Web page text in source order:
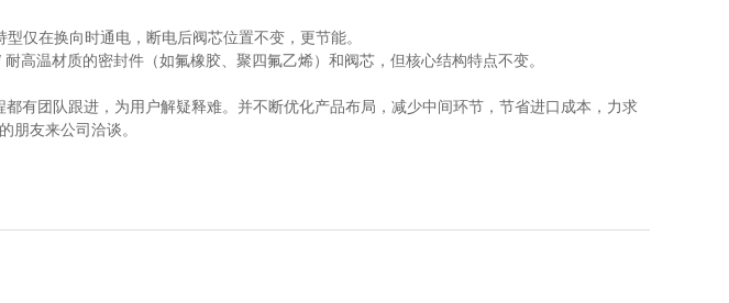
仅在换向时通电，断电后阀芯位置不变，更节能。
高温材质的密封件（如氟橡胶、聚四氟乙烯）和阀芯，但核心结构特点不变。
有团队跟进，为用户解疑释难。并不断优化产品布局，减少中间环节，节省进口成本，力求
朋友来公司洽谈。